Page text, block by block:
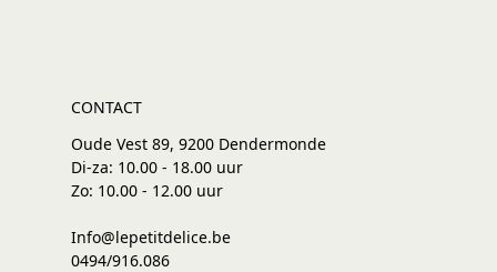
CONTACT
Oude Vest 89, 9200 Dendermonde
Di-za: 10.00 - 18.00 uur
Zo: 10.00 - 12.00 uur
Info@lepetitdelice.be
0494/916.086